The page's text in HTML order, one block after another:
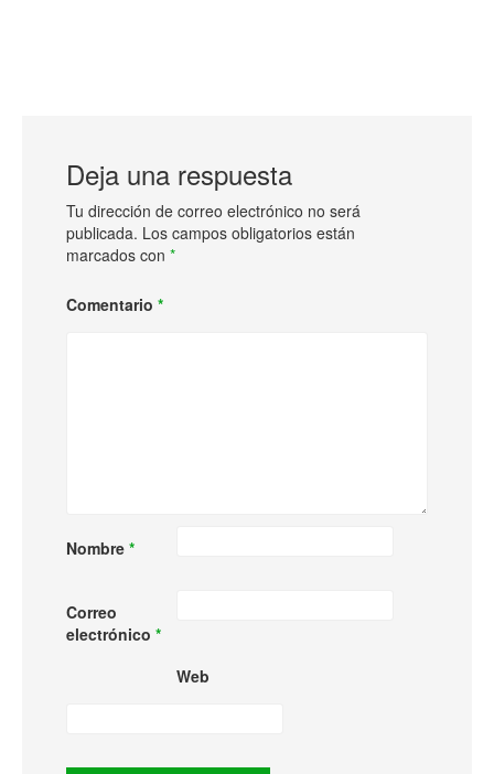
Deja una respuesta
Tu dirección de correo electrónico no será
publicada. Los campos obligatorios están
marcados con *
Comentario *
Nombre *
Correo
electrónico *
Web